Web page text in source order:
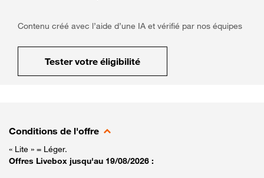
Contenu créé avec l’aide d’une IA et vérifié par nos équipes
Tester votre éligibilité
Conditions de l'offre
« Lite » = Léger.
Offres Livebox jusqu'au 19/08/2026 :